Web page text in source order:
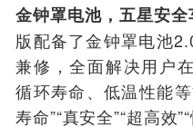
金钟罩电池，五星安全
版配备了金钟罩电池
兼修，全面解决用户
循环寿命、低温性能
寿命”“真安全”“超高效